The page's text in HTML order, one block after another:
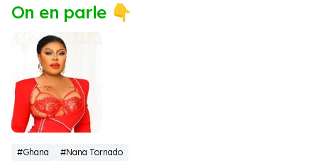
On en parle 👇
Afia
#Ghana #Nana Tornado